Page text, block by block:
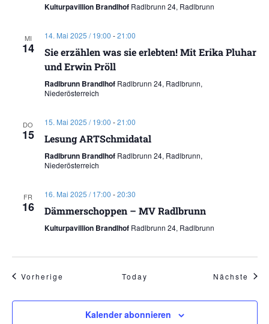
Kulturpavillion Brandlhof Radlbrunn 24, Radlbrunn
MI
14
14. Mai 2025 / 19:00 -21:00
Sie erzählen was sie erlebten! Mit Erika Pluhar
und Erwin Pröll
Radlbrunn Brandlhof Radlbrunn 24, Radlbrunn,
Niederösterreich
DO
15
15. Mai 2025 / 19:00 -21:00
Lesung ARTSchmidatal
Radlbrunn Brandlhof Radlbrunn 24, Radlbrunn,
Niederösterreich
FR
16
16. Mai 2025 / 17:00 -20:30
Dämmerschoppen – MV Radlbrunn
Kulturpavillion Brandlhof Radlbrunn 24, Radlbrunn
Vorherige VeranstaltungenToday Nächste
Kalender abonnieren